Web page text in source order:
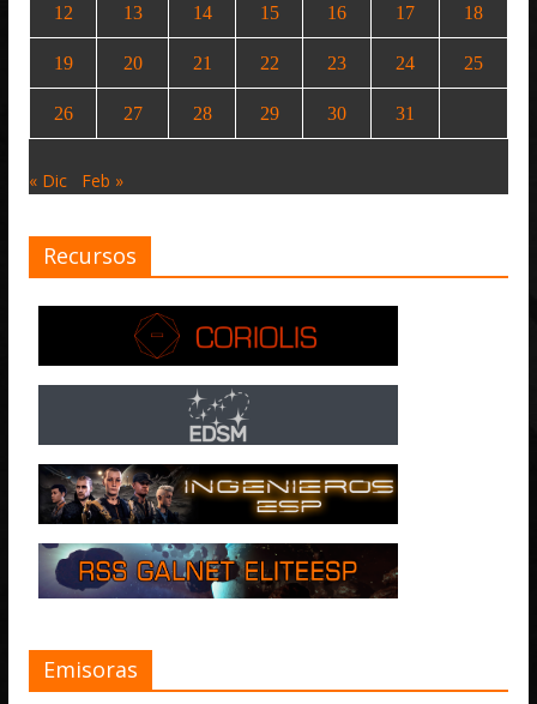
12 13 14 15 16 17 18
19 20 21 22 23 24 25
26 27 28 29 30 31
« Dic Feb »
Recursos
Emisoras